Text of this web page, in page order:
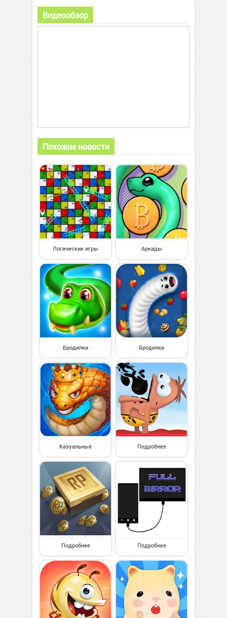
Видеообзор
Похожие новости
Логические игры Аркады
Бродилки Бродилки
Казуальные Подробнее
Подробнее Подробнее